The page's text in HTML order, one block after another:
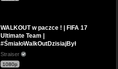
WALKOUT w paczce ! | FIFA 17
Ultimate Team |
#ŚmiałoWalkOutDzisiajBył
Straiser
1080p